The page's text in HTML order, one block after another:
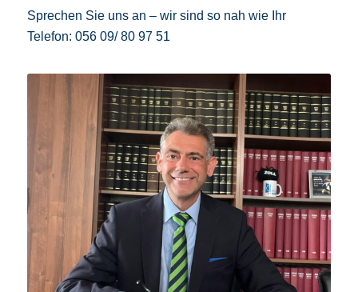
Sprechen Sie uns an – wir sind so nah wie Ihr
Telefon: 056 09/ 80 97 51